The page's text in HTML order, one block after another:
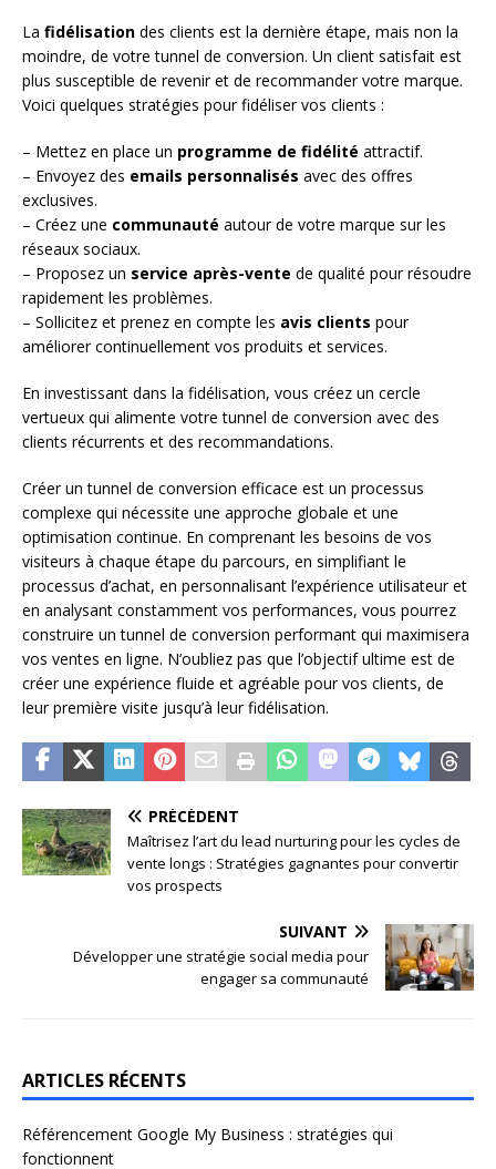
La fidélisation des clients est la dernière étape, mais non la
moindre, de votre tunnel de conversion. Un client satisfait est
plus susceptible de revenir et de recommander votre marque.
Voici quelques stratégies pour fidéliser vos clients :
– Mettez en place un programme de fidélité attractif.
– Envoyez des emails personnalisés avec des offres
exclusives.
– Créez une communauté autour de votre marque sur les
réseaux sociaux.
– Proposez un service après-vente de qualité pour résoudre
rapidement les problèmes.
– Sollicitez et prenez en compte les avis clients pour
améliorer continuellement vos produits et services.
En investissant dans la fidélisation, vous créez un cercle
vertueux qui alimente votre tunnel de conversion avec des
clients récurrents et des recommandations.
Créer un tunnel de conversion efficace est un processus
complexe qui nécessite une approche globale et une
optimisation continue. En comprenant les besoins de vos
visiteurs à chaque étape du parcours, en simplifiant le
processus d’achat, en personnalisant l’expérience utilisateur et
en analysant constamment vos performances, vous pourrez
construire un tunnel de conversion performant qui maximisera
vos ventes en ligne. N’oubliez pas que l’objectif ultime est de
créer une expérience fluide et agréable pour vos clients, de
leur première visite jusqu’à leur fidélisation.
PRÉCÉDENT
Maîtrisez l’art du lead nurturing pour les cycles de
vente longs : Stratégies gagnantes pour convertir
vos prospects
SUIVANT
Développer une stratégie social media pour
engager sa communauté
ARTICLES RÉCENTS
Référencement Google My Business : stratégies qui
fonctionnent